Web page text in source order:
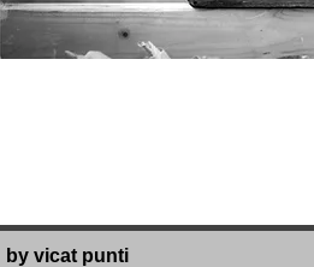
by vicat punti